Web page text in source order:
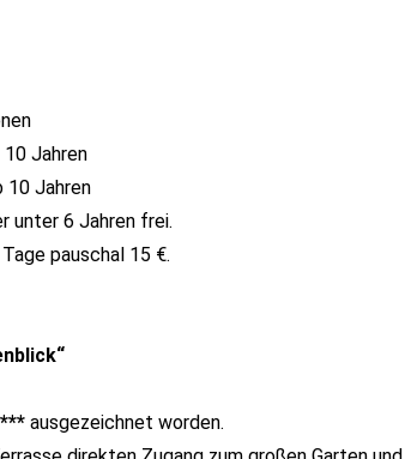
Jahren
10 Jahren
unter 6 Jahren frei.
pauschal 15 €.
ausgezeichnet worden.